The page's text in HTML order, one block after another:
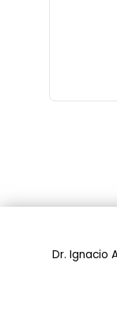
Dr. Ignacio